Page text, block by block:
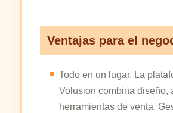
Ventajas para el
Todo en un lugar. La
Volusion combina diseño,
herramientas de venta.